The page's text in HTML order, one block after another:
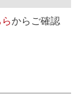
からご確認